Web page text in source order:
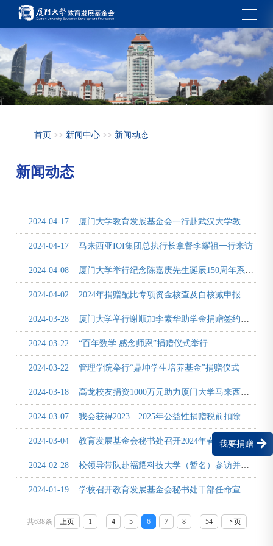
我要捐赠
首页 >> 新闻中心 >> 新闻动态
新闻动态
2024-04-17 厦门大学教育发展基金会一行赴武汉大学教育发展基金会调研
2024-04-17马来西亚IOI集团总执行长拿督李耀祖一行来访
2024-04-08 厦门大学举行纪念陈嘉庚先生诞辰150周年系列活动启动仪式
2024-04-022024年捐赠配比专项资金核查及自核减申报工作布置会召开
2024-03-28 厦门大学举行谢顺加李素华助学金捐赠签约仪式
2024-03-22“百年数学 感念师恩”捐赠仪式举行
2024-03-22管理学院举行“鼎坤学生培养基金”捐赠仪式
2024-03-18高龙校友捐资1000万元助力厦门大学马来西亚分校建设
2024-03-07我会获得2023—2025年公益性捐赠税前扣除资格和2023—2027年度非营利组织免税资格
2024-03-04教育发展基金会秘书处召开2024年春季学期工作会
2024-02-28校领导带队赴福耀科技大学（暂名）参访并看望捐赠人
2024-01-19学校召开教育发展基金会秘书处干部任命宣布会议
共638条 上页 1 4 5 6 7 8 54 下页